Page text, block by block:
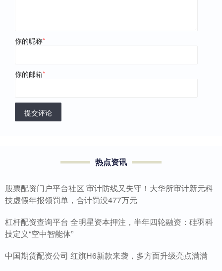
你的昵称*
你的邮箱*
提交评论
热点资讯
股票配资门户平台社区 审计防线又失守！大华所审计新元科
技虚假年报领罚单，合计罚没477万元
杠杆配资查询平台 全明星资本押注，半年四轮融资：硅羽科
技定义“空中智能体”
中国期货配资公司 红旗H6新款来袭，多方面升级亮点满满